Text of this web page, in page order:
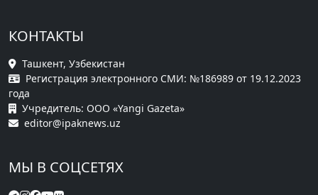
КОНТАКТЫ
Ташкент, Узбекистан
Регистрация электронного СМИ: №186989 от 19.12.2023
года
Учредитель: ООО «Yangi Gazeta»
editor@ipaknews.uz
МЫ В СОЦСЕТЯХ